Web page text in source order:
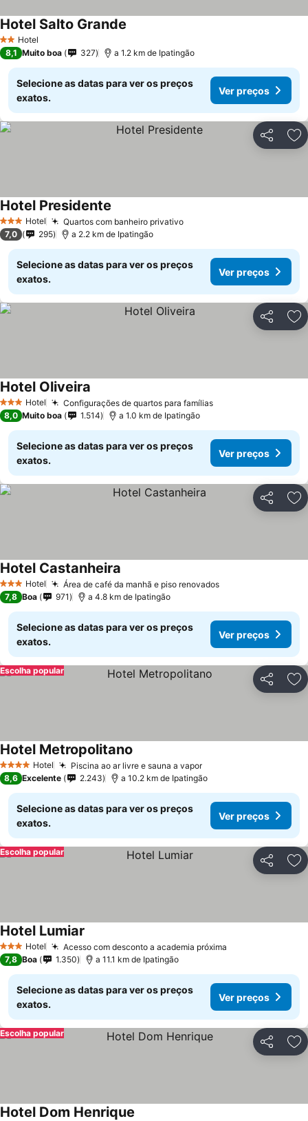
2 Estrelas
Hotel
Hotel Salto Grande
8,1 Muito boa 327 a 1.2 km de Ipatingão
Selecione as datas para ver os preços
exatos.
Ver preços
Partilhar
3 EstrelasHotel Quartos com banheiro privativoVer preços
Hotel Presidente
7,0 295 a 2.2 km de Ipatingão
Selecione as datas para ver os preços
exatos.
Ver preços
Partilhar
3 EstrelasHotel Configurações de quartos para famíliasVer preços
Hotel Oliveira
8,0 Muito boa 1.514 a 1.0 km de Ipatingão
Selecione as datas para ver os preços
exatos.
Ver preços
Partilhar
3 EstrelasHotel Área de café da manhã e piso renovadosVer preços
Hotel Castanheira
7,8 Boa 971 a 4.8 km de Ipatingão
Selecione as datas para ver os preços
exatos.
Ver preços
Partilhar
Escolha popular
4 EstrelasHotel Piscina ao ar livre e sauna a vaporVer preços
Hotel Metropolitano
8,6 Excelente 2.243 a 10.2 km de Ipatingão
Selecione as datas para ver os preços
exatos.
Ver preços
Partilhar
Escolha popular
3 EstrelasHotel Acesso com desconto a academia próxima
Hotel Lumiar
7,8 Boa 1.350 a 11.1 km de Ipatingão
Selecione as datas para ver os preços
exatos.
Ver preços
Partilhar
Escolha popular
Hotel Dom Henrique